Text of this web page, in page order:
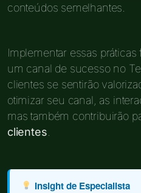
conteúdos semelhantes.
Implementar essas
um canal de sucesso no
clientes se sentirão
otimizar seu canal, as
mas também contribuirão
clientes
Insight de Especialista